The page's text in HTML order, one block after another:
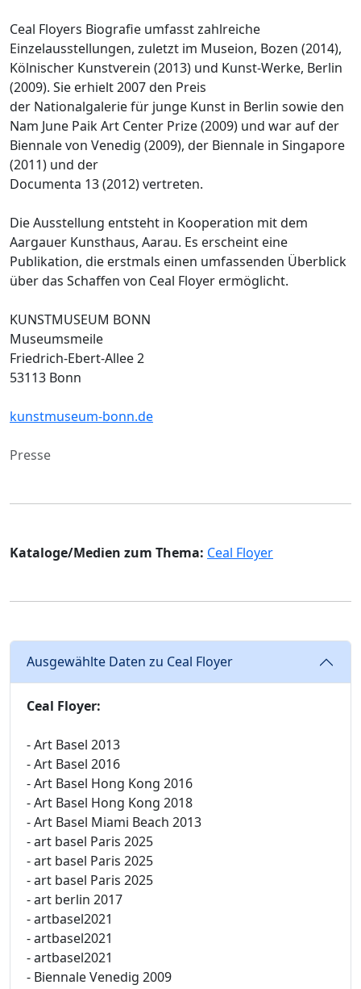
Ceal Floyers Biografie umfasst zahlreiche
Einzelausstellungen, zuletzt im Museion, Bozen (2014),
Kölnischer Kunstverein (2013) und Kunst-Werke, Berlin
(2009). Sie erhielt 2007 den Preis
der Nationalgalerie für junge Kunst in Berlin sowie den
Nam June Paik Art Center Prize (2009) und war auf der
Biennale von Venedig (2009), der Biennale in Singapore
(2011) und der
Documenta 13 (2012) vertreten.
Die Ausstellung entsteht in Kooperation mit dem
Aargauer Kunsthaus, Aarau. Es erscheint eine
Publikation, die erstmals einen umfassenden Überblick
über das Schaffen von Ceal Floyer ermöglicht.
KUNSTMUSEUM BONN
Museumsmeile
Friedrich-Ebert-Allee 2
53113 Bonn
kunstmuseum-bonn.de
Presse
Kataloge/Medien zum Thema: Ceal Floyer
Ausgewählte Daten zu Ceal Floyer
Ceal Floyer:
- Art Basel 2013
- Art Basel 2016
- Art Basel Hong Kong 2016
- Art Basel Hong Kong 2018
- Art Basel Miami Beach 2013
- art basel Paris 2025
- art basel Paris 2025
- art basel Paris 2025
- art berlin 2017
- artbasel2021
- artbasel2021
- artbasel2021
- Biennale Venedig 2009